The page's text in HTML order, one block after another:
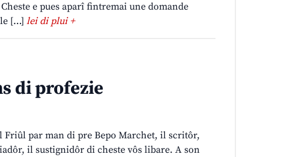
e pues aparî fintremai une domande
[…] lei di plui +
di profezie
Friûl par man di pre Bepo Marchet, il scritôr,
il sustignidôr di cheste vôs libare. A son